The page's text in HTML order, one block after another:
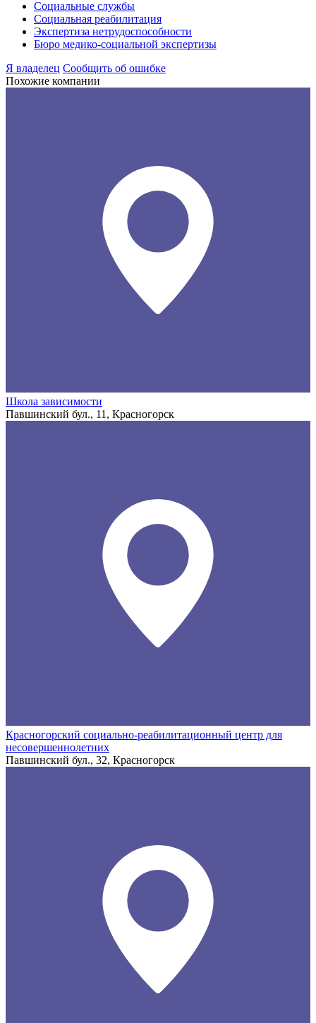
Социальные службы
Социальная реабилитация
Экспертиза нетрудоспособности
Бюро медико-социальной экспертизы
Я владелец Сообщить об ошибке
Похожие компании
Школа зависимости
Павшинский бул., 11, Красногорск
Красногорский социально-реабилитационный центр для
несовершеннолетних
Павшинский бул., 32, Красногорск